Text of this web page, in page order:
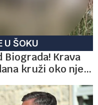
U ŠOKU
Krava
kruži oko nje…